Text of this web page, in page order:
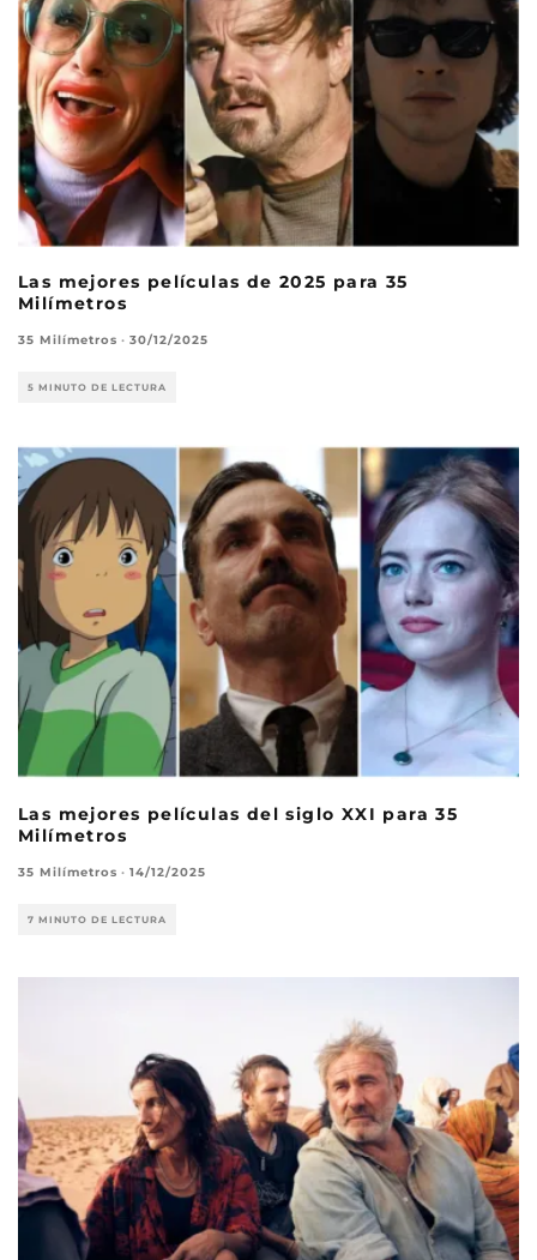
Las mejores películas de 2025 para 35
Milímetros
35 Milímetros · 30/12/2025
5 MINUTO DE LECTURA
Las mejores películas del siglo XXI para 35
Milímetros
35 Milímetros · 14/12/2025
7 MINUTO DE LECTURA